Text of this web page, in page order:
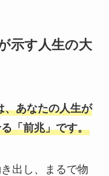
示す人生の大
、あなたの人生が
「前兆」です。
出し、まるで物